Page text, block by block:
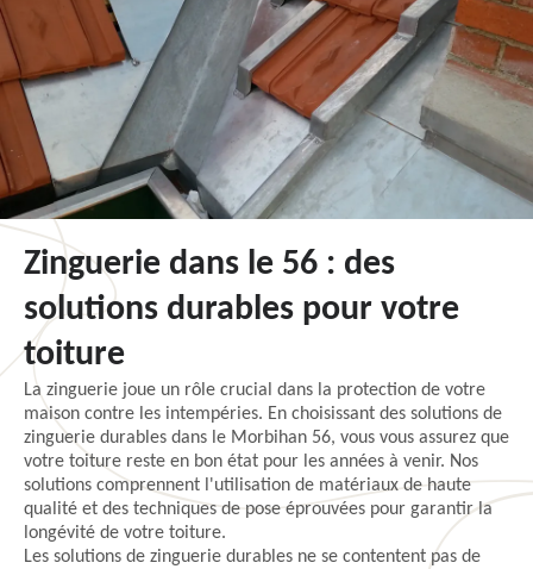
Zinguerie dans le 56 : des
solutions durables pour votre
toiture
La zinguerie joue un rôle crucial dans la protection de votre
maison contre les intempéries. En choisissant des solutions de
zinguerie durables dans le Morbihan 56, vous vous assurez que
votre toiture reste en bon état pour les années à venir. Nos
solutions comprennent l'utilisation de matériaux de haute
qualité et des techniques de pose éprouvées pour garantir la
longévité de votre toiture.
Les solutions de zinguerie durables ne se contentent pas de